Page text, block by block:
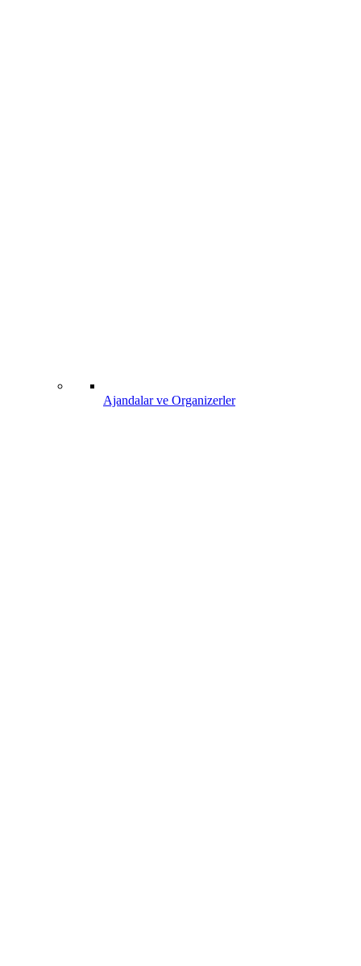
Ajandalar ve Organizerler